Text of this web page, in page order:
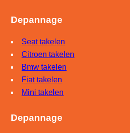
Depannage
Seat takelen
Citroen takelen
Bmw takelen
Fiat takelen
Mini takelen
Depannage